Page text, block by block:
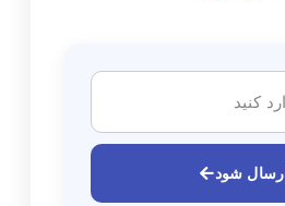
ارسال شود